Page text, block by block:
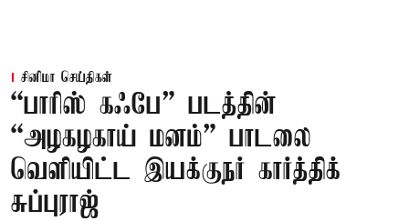
சினிமா செய்திகள்
“பாரிஸ் கஃபே” படத்தின்
“அழகழகாய் மனம்” பாடலை
வெளியிட்ட இயக்குநர் கார்த்திக்
சுப்புராஜ்